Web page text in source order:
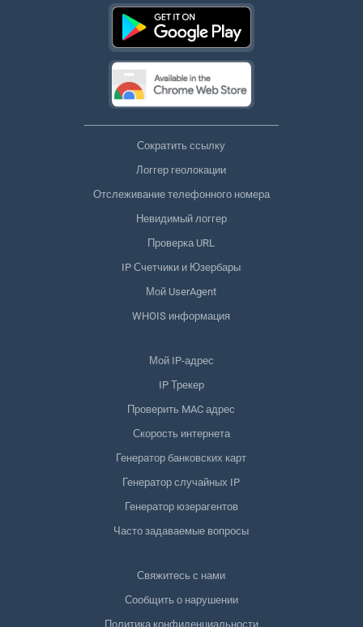
Сократить ссылку
Логгер геолокации
Отслеживание телефонного номера
Невидимый логгер
Проверка URL
IP Счетчики и Юзербары
Мой UserAgent
WHOIS информация
Мой IP-адрес
IP Трекер
Проверить MAC адрес
Скорость интернета
Генератор банковских карт
Генератор случайных IP
Генератор юзерагентов
Часто задаваемые вопросы
Свяжитесь с нами
Сообщить о нарушении
Политика конфиденциальности